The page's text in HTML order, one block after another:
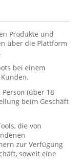
Produkte und
über die Plattform
bei einem
(über 18
beim Geschäft
die von
zur Verfügung
soweit eine